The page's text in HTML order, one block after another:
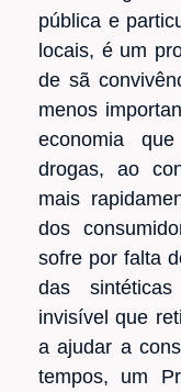
pública e
locais, é um
de sã
menos
economia
drogas, ao
mais
dos
sofre por falta
das
invisível que
a ajudar a
tempos, um